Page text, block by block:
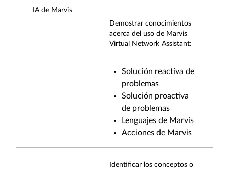
IA de Marvis
Demostrar conocimientos
acerca del uso de Marvis
Virtual Network Assistant:
Solución reactiva de
problemas
Solución proactiva
de problemas
Lenguajes de Marvis
Acciones de Marvis
Identificar los conceptos o